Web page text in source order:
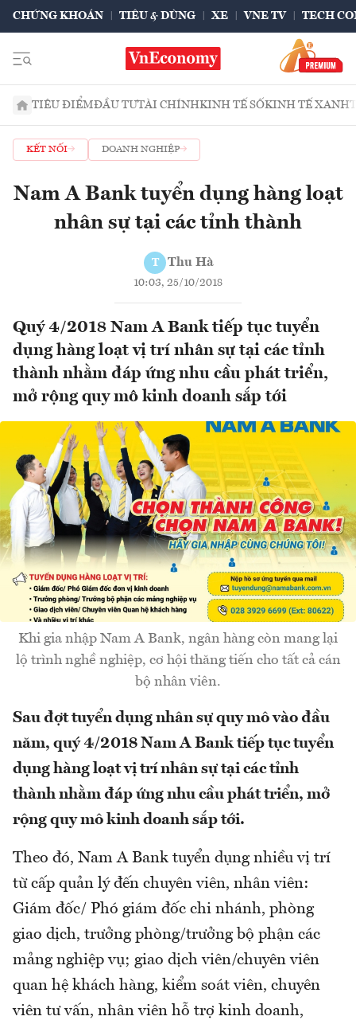
CHỨNG KHOÁN TIÊU & DÙNG XE VNE TV TECH
TIÊU ĐIỂMĐẦU TƯTÀI CHÍNHKINH TẾ SỐKINH TẾ XANH
KẾT NỐI DOANH NGHIỆP
Nam A Bank tuyển dụng hàng loạt
nhân sự tại các tỉnh thành
T Thu Hà
10:03, 25/10/2018
Quý 4/2018 Nam A Bank tiếp tục tuyển
dụng hàng loạt vị trí nhân sự tại các tỉnh
thành nhằm đáp ứng nhu cầu phát triển,
mở rộng quy mô kinh doanh sắp tới
Khi gia nhập Nam A Bank, ngân hàng còn mang lại
lộ trình nghề nghiệp, cơ hội thăng tiến cho tất cả cán
bộ nhân viên.
Sau đợt tuyển dụng nhân sự quy mô vào đầu
năm, quý 4/2018 Nam A Bank tiếp tục tuyển
dụng hàng loạt vị trí nhân sự tại các tỉnh
thành nhằm đáp ứng nhu cầu phát triển, mở
rộng quy mô kinh doanh sắp tới.
Theo đó, Nam A Bank tuyển dụng nhiều vị trí
từ cấp quản lý đến chuyên viên, nhân viên:
Giám đốc/ Phó giám đốc chi nhánh, phòng
giao dịch, trưởng phòng/trưởng bộ phận các
mảng nghiệp vụ; giao dịch viên/chuyên viên
quan hệ khách hàng, kiểm soát viên, chuyên
viên tư vấn, nhân viên hỗ trợ kinh doanh,